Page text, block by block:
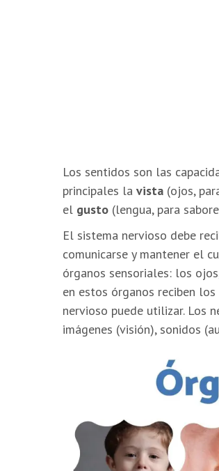
Los sentidos son las
principales la vista(ojos,
el gusto(lengua, para
El sistema nervioso debe
comunicarse y mantener el
órganos sensoriales: los
en estos órganos reciben
nervioso puede utilizar. Los
imágenes (visión), sonidos